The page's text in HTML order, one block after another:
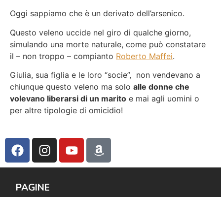
Oggi sappiamo che è un derivato dell’arsenico.
Questo veleno uccide nel giro di qualche giorno,
simulando una morte naturale, come può constatare
il – non troppo – compianto Roberto Maffei.
Giulia, sua figlia e le loro “socie”, non vendevano a
chiunque questo veleno ma solo alle donne che
volevano liberarsi di un marito e mai agli uomini o
per altre tipologie di omicidio!
PAGINE